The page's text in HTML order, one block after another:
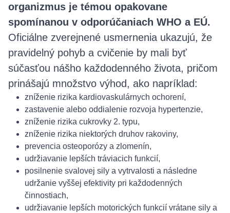
organizmus je témou opakovane
spomínanou v odporúčaniach WHO a EÚ.
Oficiálne zverejnené usmernenia ukazujú, že
pravidelný pohyb a cvičenie by mali byť
súčasťou nášho každodenného života, pričom
prinášajú množstvo výhod, ako napríklad:
zníženie rizika kardiovaskulárnych ochorení,
zastavenie alebo oddialenie rozvoja hypertenzie,
zníženie rizika cukrovky 2. typu,
zníženie rizika niektorých druhov rakoviny,
prevencia osteoporózy a zlomenín,
udržiavanie lepších tráviacich funkcií,
posilnenie svalovej sily a vytrvalosti a následne
udržanie vyššej efektivity pri každodenných
činnostiach,
udržiavanie lepších motorických funkcií vrátane sily a